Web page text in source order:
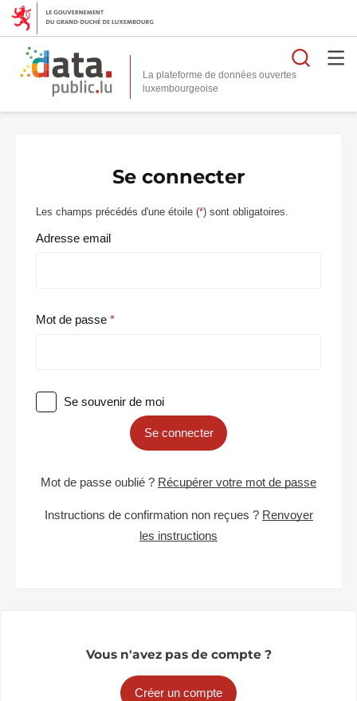
La plateforme de données ouvertes
Se connecter
Les champs précédés d'une étoile (*) sont obligatoires.
Adresse email
Mot de passe
Se souvenir de moi
Se connecter
Mot de passe oublié ? Récupérer votre mot de passe
Instructions de confirmation non reçues ? Renvoyer
les instructions
Vous n'avez pas de compte ?
Créer un compte